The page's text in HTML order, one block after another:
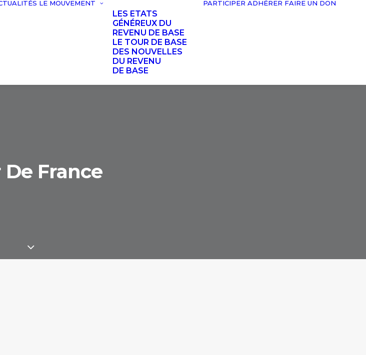
LE MOUVEMENT
LES ETATS
GÉNÉREUX DU
REVENU DE BASE
LE TOUR DE BASE
DES NOUVELLES
DU REVENU
DE BASE
PARTICIPER ADHÉRER FAIRE UN DON
De France